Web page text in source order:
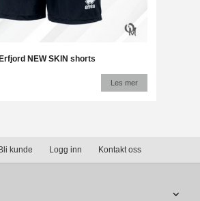
Erfjord NEW SKIN shorts
Les mer
Bli kunde Logg inn Kontakt oss